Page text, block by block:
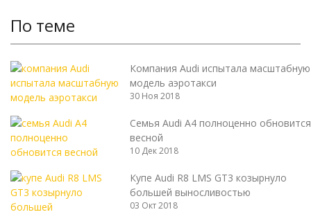
По теме
Компания Audi испытала масштабную
модель аэротакси
30 Ноя 2018
Семья Audi A4 полноценно обновится
весной
10 Дек 2018
Купе Audi R8 LMS GT3 козырнуло
большей выносливостью
03 Окт 2018